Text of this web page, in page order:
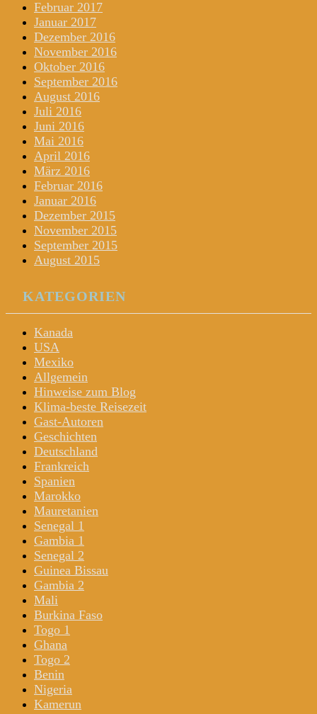
Februar 2017
Januar 2017
Dezember 2016
November 2016
Oktober 2016
September 2016
August 2016
Juli 2016
Juni 2016
Mai 2016
April 2016
März 2016
Februar 2016
Januar 2016
Dezember 2015
November 2015
September 2015
August 2015
KATEGORIEN
Kanada
USA
Mexiko
Allgemein
Hinweise zum Blog
Klima-beste Reisezeit
Gast-Autoren
Geschichten
Deutschland
Frankreich
Spanien
Marokko
Mauretanien
Senegal 1
Gambia 1
Senegal 2
Guinea Bissau
Gambia 2
Mali
Burkina Faso
Togo 1
Ghana
Togo 2
Benin
Nigeria
Kamerun